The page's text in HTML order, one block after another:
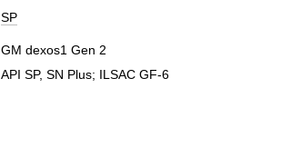
SP
GM dexos1 Gen 2
API SP, SN Plus; ILSAC GF-6